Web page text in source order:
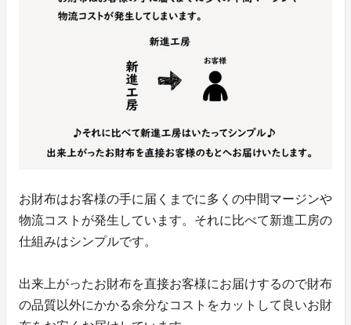
お財布はお客様の手に届くまでに多くの中間マージンや
物流コストが発生しています。それに比べて新進工房の
仕組みはシンプルです。
出来上がったお財布を直接お客様にお届けするので財布
の品質以外にかかる余分なコストをカットして良いお財